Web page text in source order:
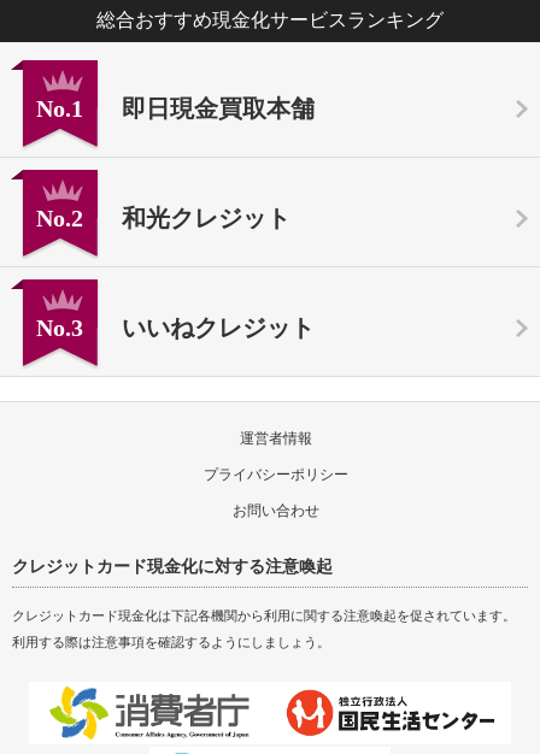
総合おすすめ現金化サービスランキング
No.1 即日現金買取本舗
No.2 和光クレジット
No.3 いいねクレジット
運営者情報
プライバシーポリシー
お問い合わせ
クレジットカード現金化に対する注意喚起
クレジットカード現金化は下記各機関から利用に関する注意喚起を促されています。
利用する際は注意事項を確認するようにしましょう。